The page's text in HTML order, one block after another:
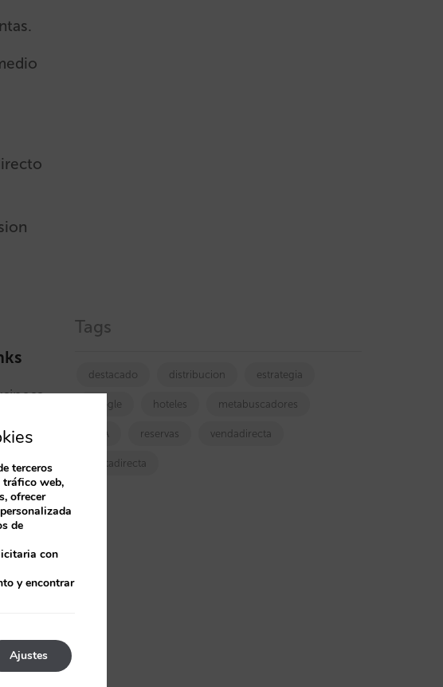
Maps.
Tags
destacado distribucion estrategia
google hoteles metabuscadores
OTA reservas vendadirecta
ventadirecta
terceros
tráfico web,
ofrecer
de
con
y encontrar
Ajustes